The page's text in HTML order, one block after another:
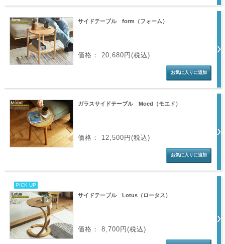
サイドテーブル form（フォーム）
価格： 20,680円(税込)
ガラスサイドテーブル Moed（モエド）
価格： 12,500円(税込)
PICK UP
サイドテーブル Lotus（ロータス）
価格： 8,700円(税込)